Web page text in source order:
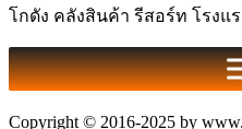
โกดัง คลังสินค้า รีสอร์ท โรงแ
Copyright © 2016-2025 by